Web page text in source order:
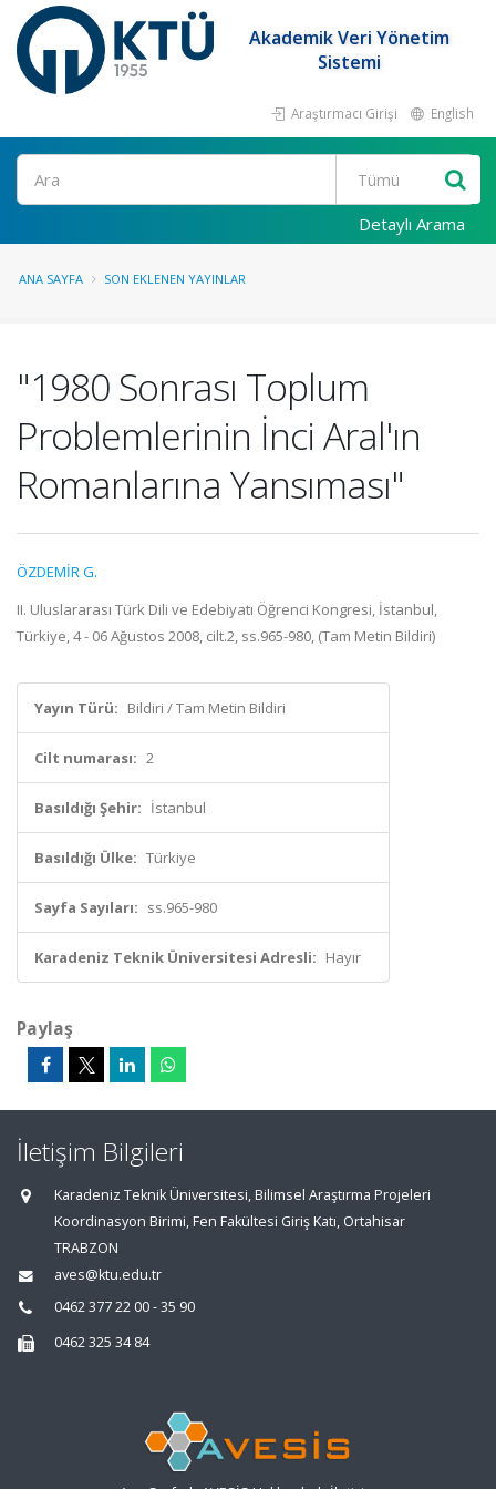
Akademik Veri Yönetim
Sistemi
Araştırmacı Girişi English
Ara
Detaylı Arama
ANA SAYFA SON EKLENEN YAYINLAR
"1980 Sonrası Toplum
Problemlerinin İnci Aral'ın
Romanlarına Yansıması"
ÖZDEMİR G.
II. Uluslararası Türk Dili ve Edebiyatı Öğrenci Kongresi, İstanbul,
Türkiye, 4 - 06 Ağustos 2008, cilt.2, ss.965-980, (Tam Metin Bildiri)
Yayın Türü: Bildiri / Tam Metin Bildiri
Cilt numarası: 2
Basıldığı Şehir: İstanbul
Basıldığı Ülke: Türkiye
Sayfa Sayıları: ss.965-980
Karadeniz Teknik Üniversitesi Adresli: Hayır
Paylaş
İletişim Bilgileri
Karadeniz Teknik Üniversitesi, Bilimsel Araştırma Projeleri
Koordinasyon Birimi, Fen Fakültesi Giriş Katı, Ortahisar
TRABZON
aves@ktu.edu.tr
0462 377 22 00 - 35 90
0462 325 34 84